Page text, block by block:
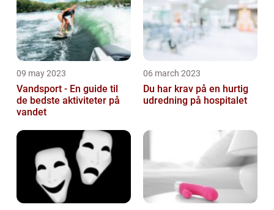
09 may 2023
Vandsport - En guide til
de bedste aktiviteter på
vandet
06 march 2023
Du har krav på en hurtig
udredning på hospitalet